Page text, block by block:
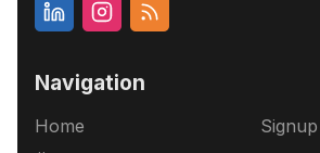
Navigation
Home
Signup